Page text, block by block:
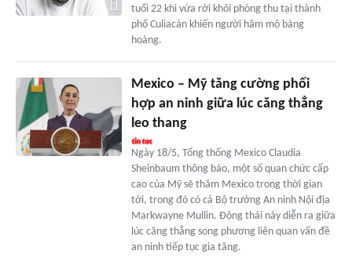
tuổi 22 khi vừa rời khỏi phòng thu tại thành
phố Culiacán khiến người hâm mộ bàng
hoàng.
Mexico – Mỹ tăng cường phối
hợp an ninh giữa lúc căng thẳng
leo thang
Ngày 18/5, Tổng thống Mexico Claudia
Sheinbaum thông báo, một số quan chức cấp
cao của Mỹ sẽ thăm Mexico trong thời gian
tới, trong đó có cả Bộ trưởng An ninh Nội địa
Markwayne Mullin. Động thái này diễn ra giữa
lúc căng thẳng song phương liên quan vấn đề
an ninh tiếp tục gia tăng.